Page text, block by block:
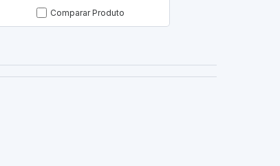
Comparar Produto